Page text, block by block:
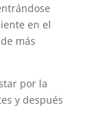
en el
más
por la
y después